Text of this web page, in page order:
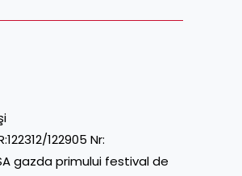
122905 Nr:
gazda primului festival de